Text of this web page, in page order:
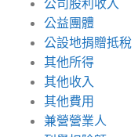
公司股利收入
公益團體
公設地捐贈抵稅
其他所得
其他收入
其他費用
兼營營業人